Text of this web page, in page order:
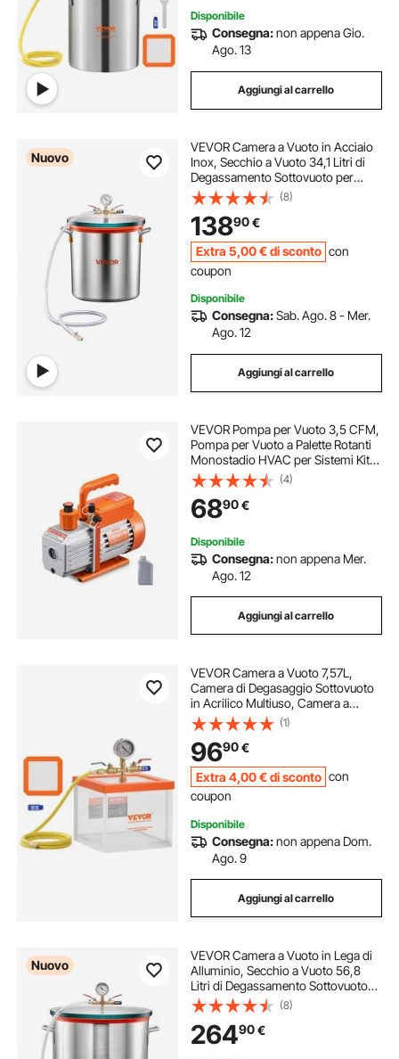
Disponibile
Consegna:non appena Gio.
Ago. 13
Aggiungi al carrello
Nuovo
VEVOR Camera a Vuoto in Acciaio
Inox, Secchio a Vuoto 34,1 Litri di
Degassamento Sottovuoto per
Stampaggio di Resine
Stabilizzazione di Legno,
Epossidiche Olio Essenziale,
Coperchio in Vetro
(8)
13890€
Extra 5,00 €di sconto con
coupon
Disponibile
Consegna:Sab. Ago. 8 - Mer.
Ago. 12
Aggiungi al carrello
VEVOR Pompa per Vuoto 3,5 CFM,
Pompa per Vuoto a Palette Rotanti
Monostadio HVAC per Sistemi Kit
Pompa per Vuoto AC per Auto con
Contenitore per Olio per
Manutenzione Aria Condizionata da
Veicoli
(4)
6890€
Disponibile
Consegna:non appena Mer.
Ago. 12
Aggiungi al carrello
VEVOR Camera a Vuoto 7,57L,
Camera di Degasaggio Sottovuoto
in Acrilico Multiuso, Camera a
Vuoto Trasparente per Degasaggio
di Resina, Degasaggio, Degasaggio
di Gesso Estrazione Sottovuoto
Acrilico
(1)
9690€
Extra 4,00 €di sconto con
coupon
Disponibile
Consegna:non appena Dom.
Ago. 9
Aggiungi al carrello
Nuovo
VEVOR Camera a Vuoto in Lega di
Alluminio, Secchio a Vuoto 56,8
Litri di Degassamento Sottovuoto
per Stampaggio di Resine
Stabilizzazione di Legno,
Epossidiche Olio Essenziale,
Coperchio in Vetro
(8)
26490€